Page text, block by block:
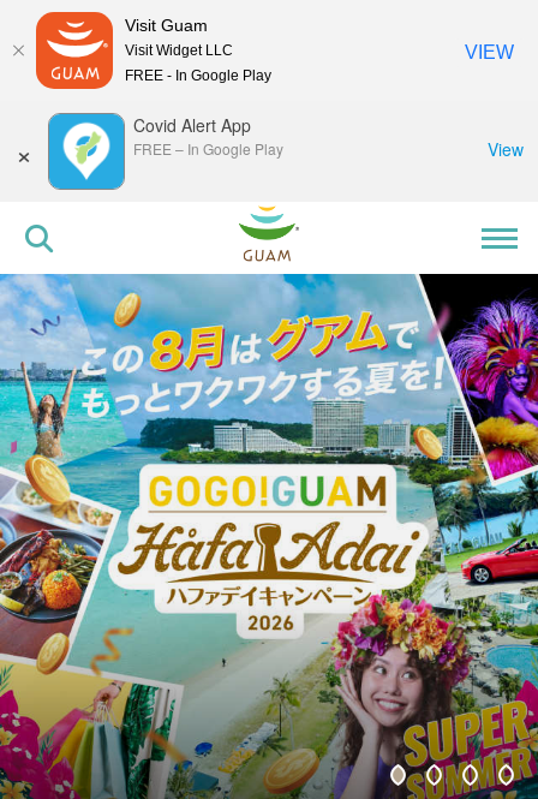
×
Covid Alert App
FREE – In Google Play View
Visit Guam
Visit Widget LLC
FREE - In Google Play
VIEW